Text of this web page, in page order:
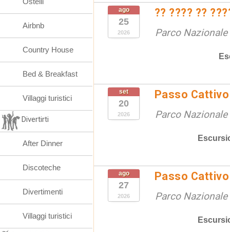
ago
25
2026
?? ???? ??
Parco
set
20
2026
Passo
Parco
ago
27
2026
Passo
Parco
Airbnb
Country House
Bed & Breakfast
Villaggi turistici
Divertirti
After Dinner
Discoteche
Divertimenti
Villaggi turistici